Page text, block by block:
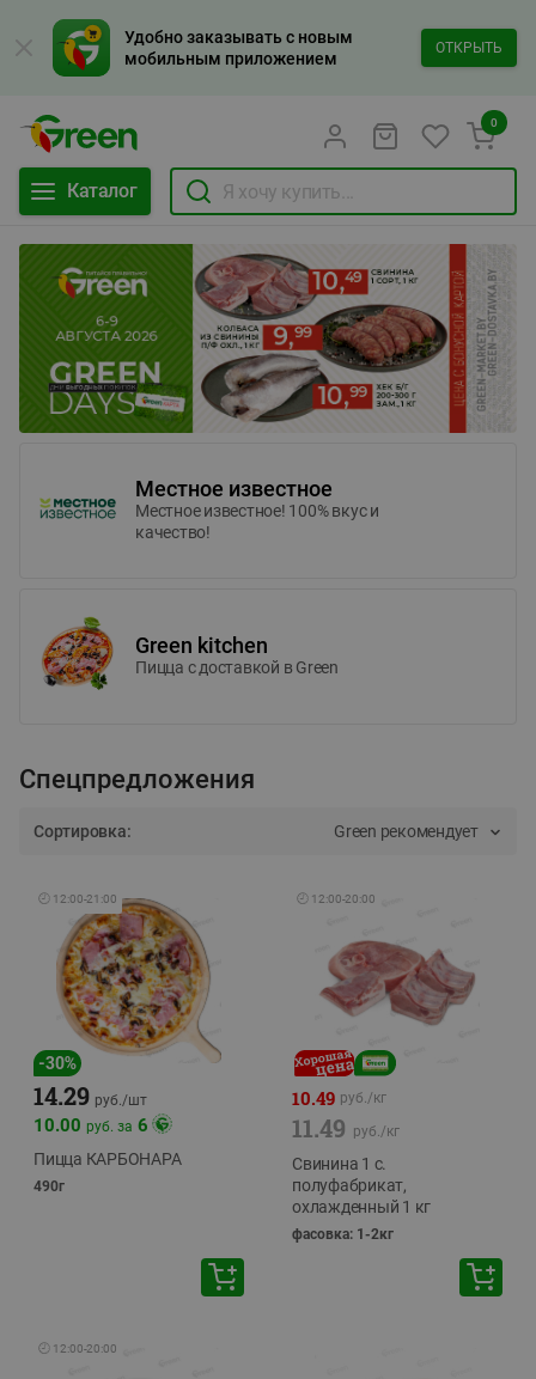
Удобно заказывать с новым
мобильным приложением
ОТКРЫТЬ
Каталог
0
Местное известное
Местное известное! 100% вкус и
качество!
Green kitchen
Пицца c доставкой в Green
Спецпредложения
Сортировка: Green рекомендует
🕘 12:00-21:00
-30%
14.29 руб./шт
10.00 руб. за 6
Пицца КАРБОНАРА
490г
🕘 12:00-20:00
10.49 руб./кг
11.49 руб./кг
Свинина 1 с.
полуфабрикат,
охлажденный 1 кг
фасовка: 1-2кг
🕘 12:00-20:00